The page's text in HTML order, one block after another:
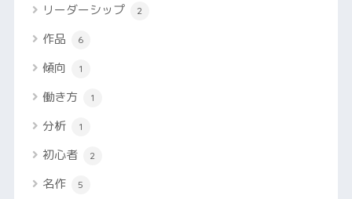
リーダーシップ 2
作品 6
傾向 1
働き方 1
分析 1
初心者 2
名作 5